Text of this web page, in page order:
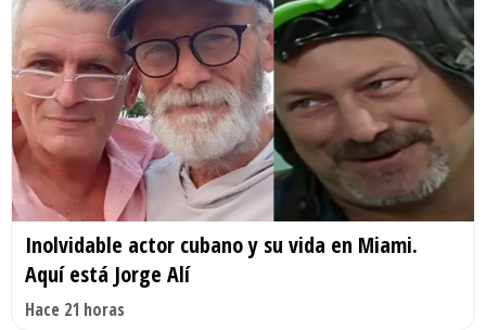
Inolvidable actor cubano y su vida en Miami.
Aquí está Jorge Alí
Hace 21 horas